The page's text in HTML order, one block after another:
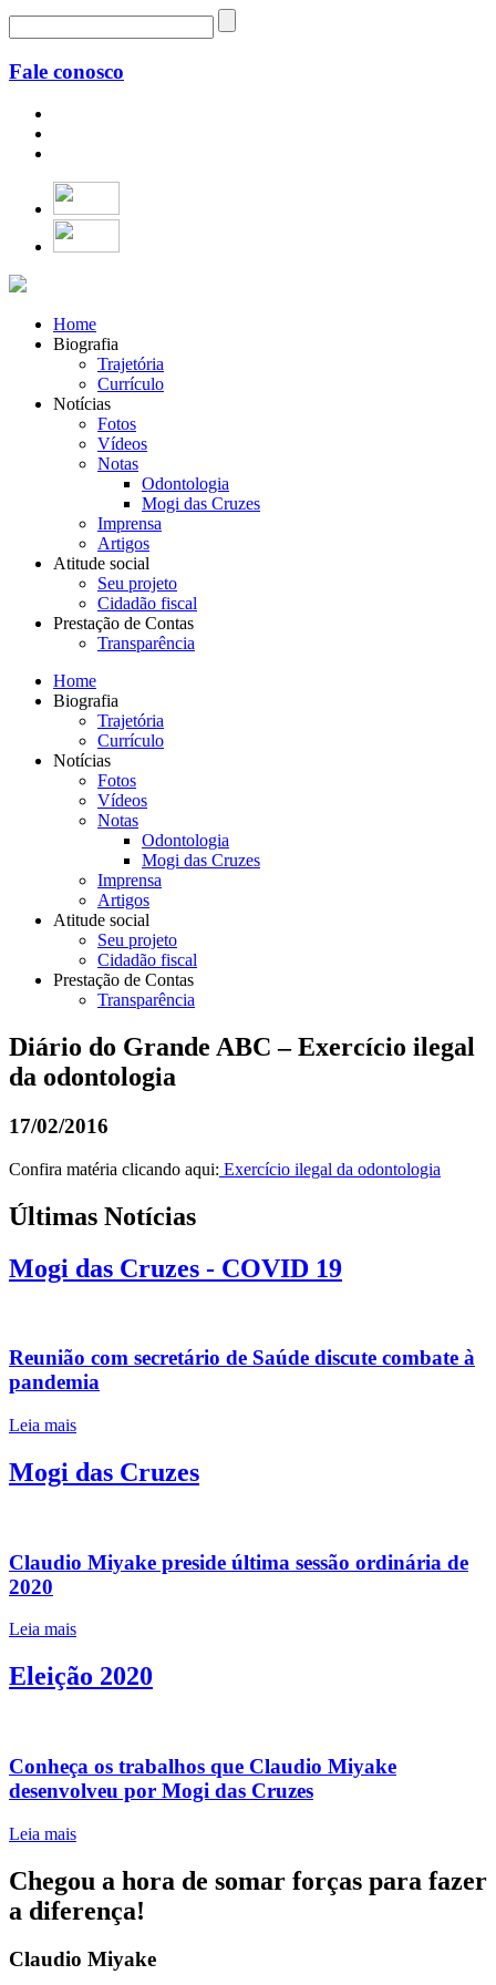
Fale conosco
Home
Biografia
Trajetória
Currículo
Notícias
Fotos
Vídeos
Notas
Odontologia
Mogi das Cruzes
Imprensa
Artigos
Atitude social
Seu projeto
Cidadão fiscal
Prestação de Contas
Transparência
Home
Biografia
Trajetória
Currículo
Notícias
Fotos
Vídeos
Notas
Odontologia
Mogi das Cruzes
Imprensa
Artigos
Atitude social
Seu projeto
Cidadão fiscal
Prestação de Contas
Transparência
Diário do Grande ABC – Exercício ilegal
da odontologia
17/02/2016
Confira matéria clicando aqui: Exercício ilegal da odontologia
Últimas Notícias
Mogi das Cruzes - COVID 19
Reunião com secretário de Saúde discute combate à
pandemia
Leia mais
Mogi das Cruzes
Claudio Miyake preside última sessão ordinária de
2020
Leia mais
Eleição 2020
Conheça os trabalhos que Claudio Miyake
desenvolveu por Mogi das Cruzes
Leia mais
Chegou a hora de somar forças para fazer
a diferença!
Claudio Miyake